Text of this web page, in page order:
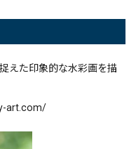
えた印象的な水彩画を描
art.com/